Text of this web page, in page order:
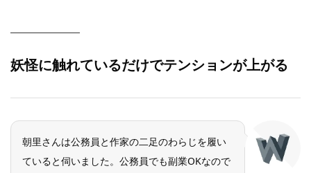
妖怪に触れているだけでテンションが上がる
朝里さんは公務員と作家の二足のわらじを履い
ていると伺いました。公務員でも副業OKなので